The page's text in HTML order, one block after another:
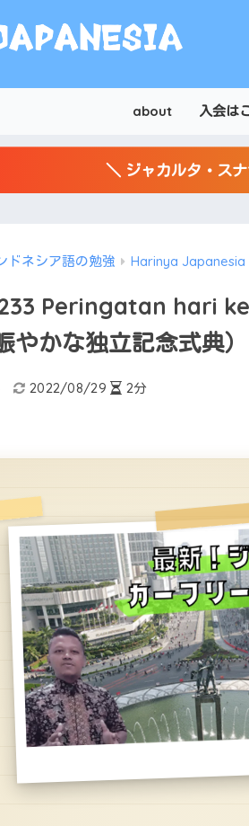
about 入会は
＼ ジャカルタ・ス
ドネシア語の勉強 Harinya Japanesia
Peringatan hari
かな独立記念式典）
2022/08/29 2分